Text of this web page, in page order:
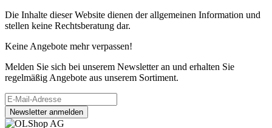
Die Inhalte dieser Website dienen der allgemeinen Information und
stellen keine Rechtsberatung dar.
Keine Angebote mehr verpassen!
Melden Sie sich bei unserem Newsletter an und erhalten Sie
regelmäßig Angebote aus unserem Sortiment.
Newsletter anmelden